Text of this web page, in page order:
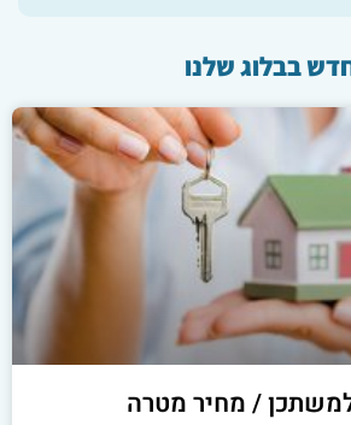
בבלוג שלנו
/ מחיר מטרה